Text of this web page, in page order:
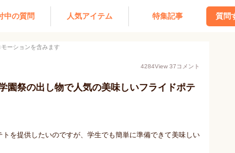
中の質問 人気アイテム 特集記事 質問
ーションを含みます
4284View 37コメント
園祭の出し物で人気の美味しいフライドポテ
を提供したいのですが、学生でも簡単に準備できて美味しい